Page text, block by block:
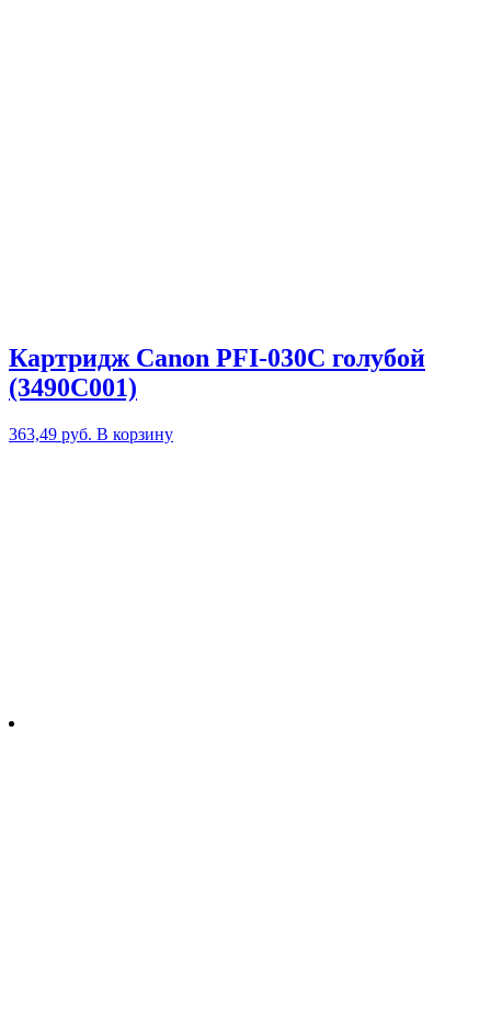
Картридж Canon PFI-030C голубой
(3490C001)
363,49 руб. В корзину